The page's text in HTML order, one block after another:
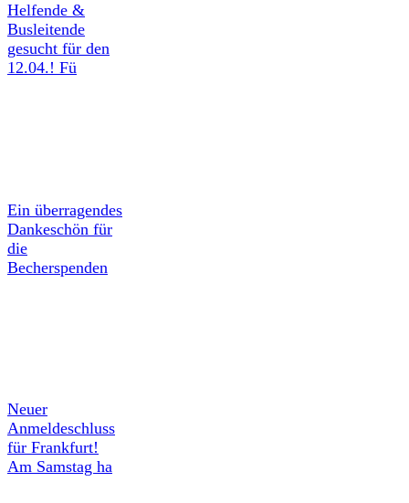
Helfende &
Busleitende
gesucht für den
12.04.! Fü
Ein überragendes
Dankeschön für
die
Becherspenden
Neuer
Anmeldeschluss
für Frankfurt!
Am Samstag ha